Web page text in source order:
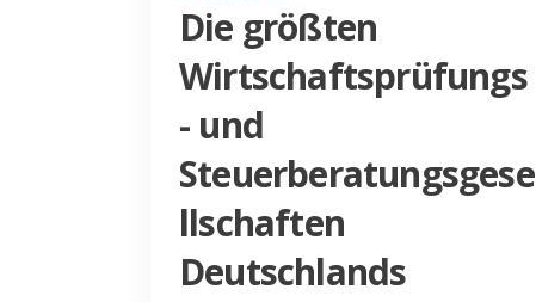
Die größten
Wirtschaftsprüfungs
- und
Steuerberatungsgese
llschaften
Deutschlands